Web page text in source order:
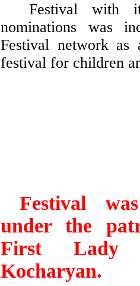
Festival with
nominations was
Festival network as
festival for children
Festival
under the
First Lady
Kocharyan.